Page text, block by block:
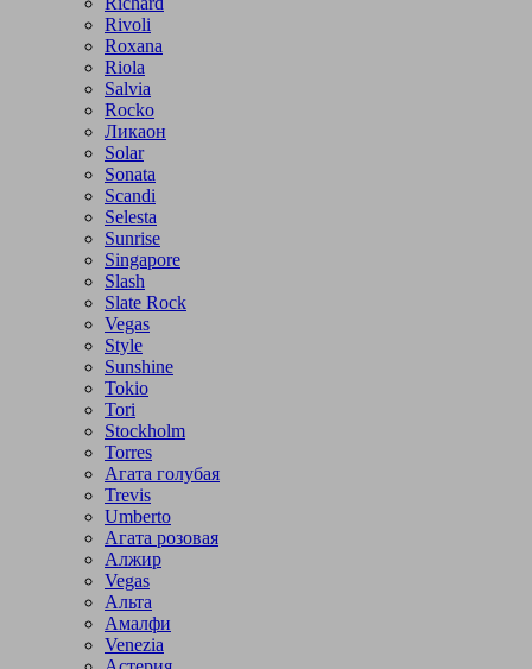
Rivoli
Roxana
Riola
Salvia
Rocko
Ликаон
Solar
Sonata
Scandi
Selesta
Sunrise
Singapore
Slash
Slate Rock
Vegas
Style
Sunshine
Tokio
Tori
Stockholm
Torres
Агата голубая
Trevis
Umberto
Агата розовая
Алжир
Vegas
Альта
Амалфи
Venezia